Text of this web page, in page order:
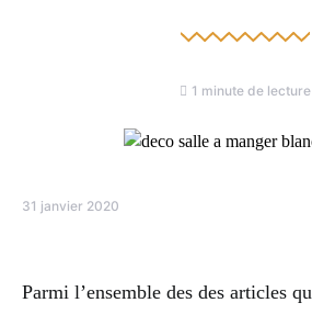
1 minute de lecture
31 janvier 2020
Parmi l’ensemble des des articles